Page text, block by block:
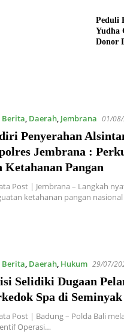
Peduli
Yudha
Donor
Berita, Daerah, Jembrana 01/
Penyerahan
Jembrana :
Ketahanan Pangan
Post | Jembrana – Langkah
ketahanan pangan
Berita, Daerah, Hukum 29/07/
Selidiki Dugaan
Spa di Seminyak
Post | Badung – Polda Bali
Operasi…